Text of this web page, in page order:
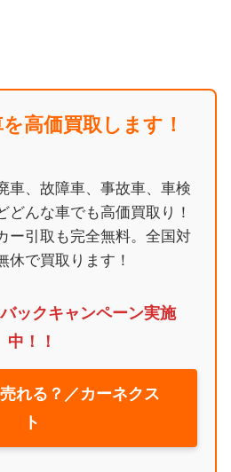
高価買取します！
車、故障車、事故車、車検
どんな車でも高価買取り！
ー引取も完全無料。全国対
休で買取ります！
ックキャンペーン実施
中！！
れる？／カーネクス
ト